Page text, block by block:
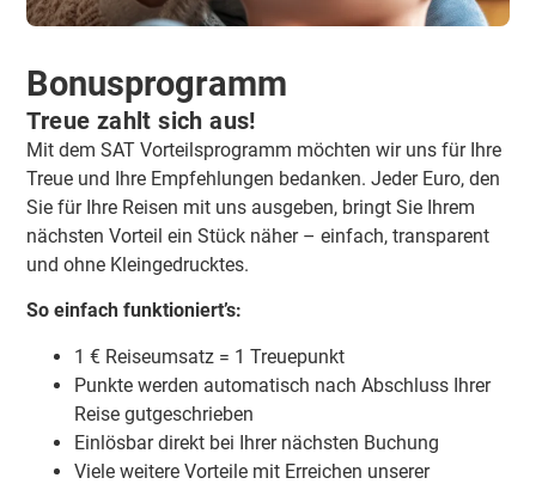
Bonusprogramm
Treue zahlt sich aus!
Mit dem SAT Vorteilsprogramm möchten wir uns für Ihre
Treue und Ihre Empfehlungen bedanken. Jeder Euro, den
Sie für Ihre Reisen mit uns ausgeben, bringt Sie Ihrem
nächsten Vorteil ein Stück näher – einfach, transparent
und ohne Kleingedrucktes.
So einfach funktioniert’s:
1 € Reiseumsatz = 1 Treuepunkt
Punkte werden automatisch nach Abschluss Ihrer
Reise gutgeschrieben
Einlösbar direkt bei Ihrer nächsten Buchung
Viele weitere Vorteile mit Erreichen unserer